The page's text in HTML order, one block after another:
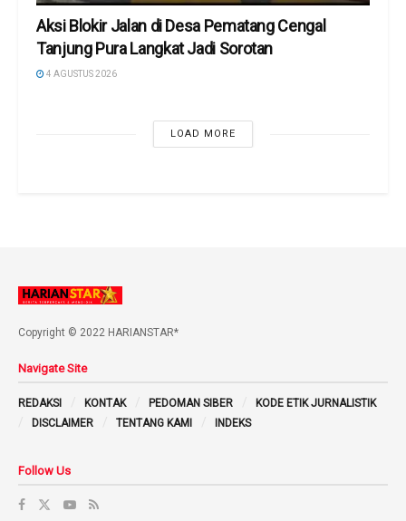
Aksi Blokir Jalan di Desa Pematang Cengal
Tanjung Pura Langkat Jadi Sorotan
4 AGUSTUS 2026
LOAD MORE
Copyright © 2022 HARIANSTAR*
Navigate Site
REDAKSI KONTAK PEDOMAN SIBER
KODE ETIK JURNALISTIK
DISCLAIMER
TENTANG KAMI INDEKS
Follow Us